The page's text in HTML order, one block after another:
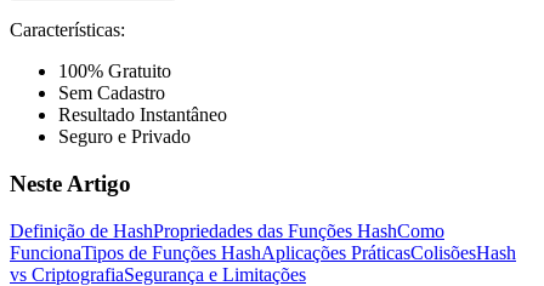
Características:
100% Gratuito
Sem Cadastro
Resultado Instantâneo
Seguro e Privado
Neste Artigo
Definição de HashPropriedades das Funções HashComo
FuncionaTipos de Funções HashAplicações PráticasColisõesHash
vs CriptografiaSegurança e Limitações